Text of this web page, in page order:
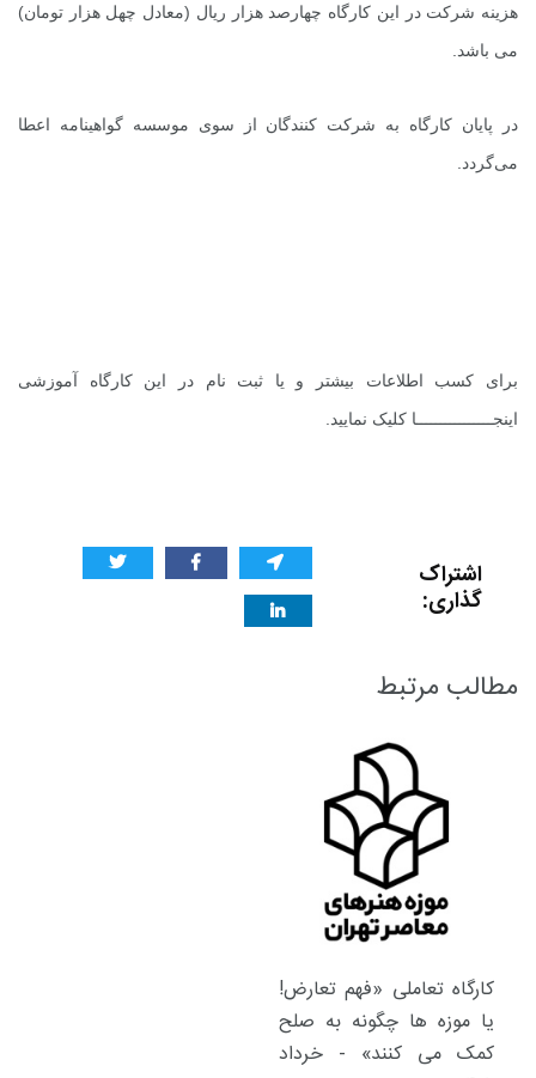
هزینه شرکت در این کارگاه چهارصد هزار ریال (معادل چهل هزار تومان)
می باشد.
در پایان کارگاه به شرکت کنندگان از سوی موسسه گواهینامه اعطا
می‌گردد.
برای کسب اطلاعات بیشتر و یا ثبت نام در این کارگاه آموزشی
اینجــــــــــــــــا کلیک نمایید.
اشتراک
گذاری:
مطالب مرتبط
کارگاه تعاملی «فهم تعارض!
یا موزه ها چگونه به صلح
کمک می کنند» - خرداد